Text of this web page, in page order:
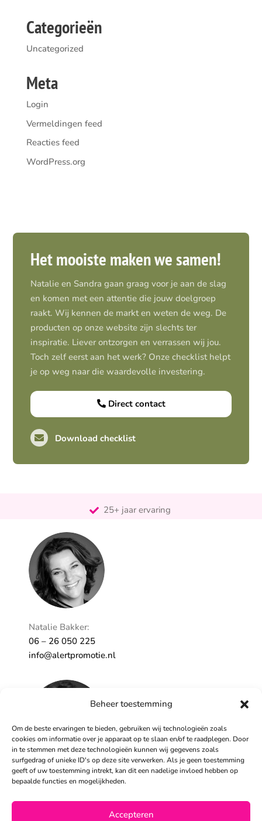
Beheer toestemming
Om de beste ervaringen te bieden, gebruiken wij technologieën zoals
cookies om informatie over je apparaat op te slaan en/of te raadplegen. Door
in te stemmen met deze technologieën kunnen wij gegevens zoals
surfgedrag of unieke ID's op deze site verwerken. Als je geen toestemming
geeft of uw toestemming intrekt, kan dit een nadelige invloed hebben op
bepaalde functies en mogelijkheden.
Accepteren
Categorieën
Uncategorized
Meta
Login
Vermeldingen feed
Reacties feed
WordPress.org
Het mooiste maken we samen!
Natalie en Sandra gaan graag voor je aan de slag
en komen met een attentie die jouw doelgroep
raakt. Wij kennen de markt en weten de weg. De
producten op onze website zijn slechts ter
inspiratie. Liever ontzorgen en verrassen wij jou.
Toch zelf eerst aan het werk? Onze checklist helpt
je op weg naar die waardevolle investering.
Direct contact
Download checklist
25+ jaar ervaring
Natalie Bakker:
06 – 26 050 225
info@alertpromotie.nl
Sandra Peters:
06 – 26 050 230
info@alertpromotie.nl